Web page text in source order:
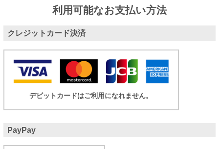
利用可能なお支払い方法
クレジットカード決済
デビットカードはご利用になれません。
PayPay